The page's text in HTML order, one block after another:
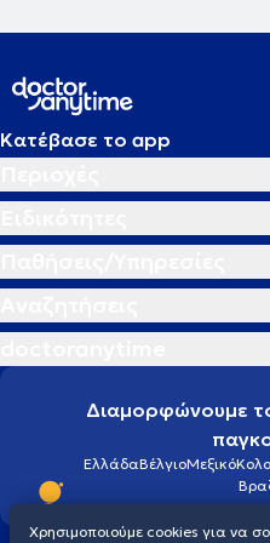
Κατέβασε το app
Διαμορφώνουμε
ΕλλάδαΒέλγιοΜεξικό
Χρησιμοποιούμε cookies για να